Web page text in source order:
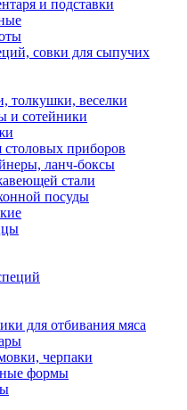
и подставки
совки для сыпучих
толкушки, веселки
и сотейники
приборов
ланч-боксы
стали
посуды
для отбивания мяса
черпаки
формы